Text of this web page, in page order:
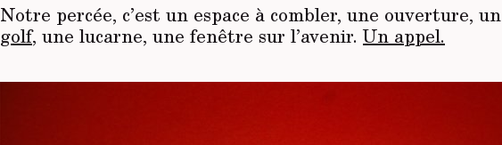
Notre percée, c’est un espace à combler, une ouverture, un
golf, une lucarne, une fenêtre sur l’avenir. Un appel.